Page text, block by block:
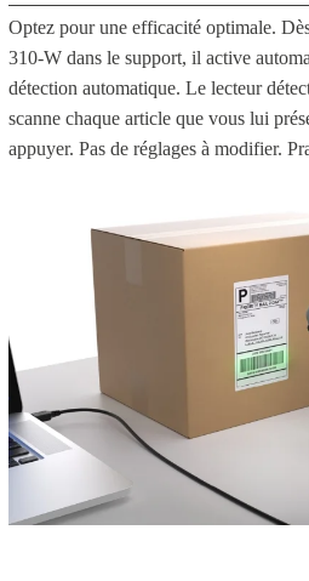
Optez pour une efficacité optimale.
310-W dans le support, il active
détection automatique. Le lecteur
scanne chaque article que vous lui
appuyer. Pas de réglages à modifier.